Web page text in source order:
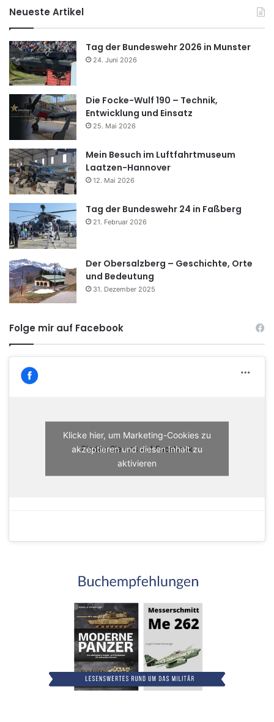
Neueste Artikel
Tag der Bundeswehr 2026 in Munster
24. Juni 2026
Die Focke-Wulf 190 – Technik,
Entwicklung und Einsatz
25. Mai 2026
Mein Besuch im Luftfahrtmuseum
Laatzen-Hannover
12. Mai 2026
Tag der Bundeswehr 24 in Faßberg
21. Februar 2026
Der Obersalzberg – Geschichte, Orte
und Bedeutung
31. Dezember 2025
Folge mir auf Facebook
Finden Sie uns auf Facebook
Klicke hier, um Marketing-Cookies zu
akzeptieren und diesen Inhalt zu
aktivieren